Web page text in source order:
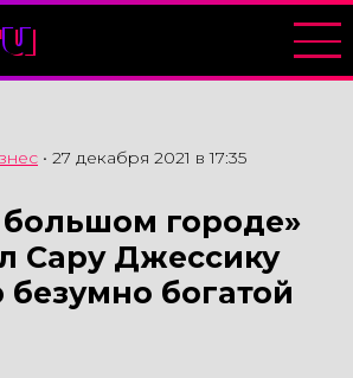
• 27 декабря 2021 в 17:35
большом городе»
Сару Джессику
безумно богатой